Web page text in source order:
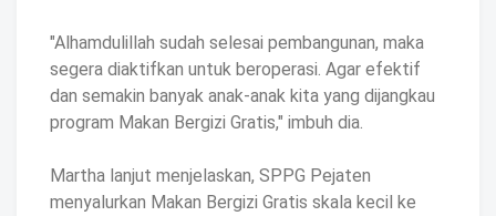
"Alhamdulillah sudah selesai pembangunan, maka
segera diaktifkan untuk beroperasi. Agar efektif
dan semakin banyak anak-anak kita yang dijangkau
program Makan Bergizi Gratis," imbuh dia.
Martha lanjut menjelaskan, SPPG Pejaten
menyalurkan Makan Bergizi Gratis skala kecil ke